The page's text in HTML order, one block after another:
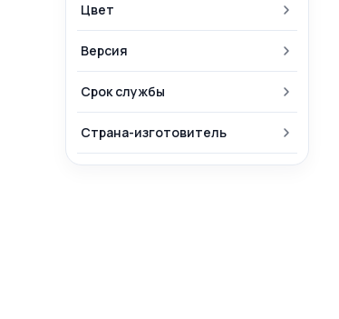
Цвет
Версия
Срок службы
Страна-изготовитель